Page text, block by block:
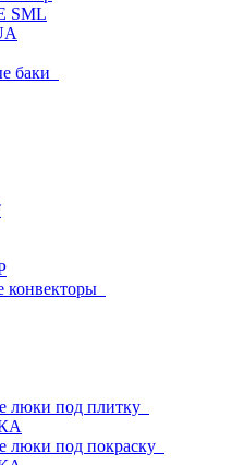
SML
баки
конвекторы
люки под плитку
люки под покраску